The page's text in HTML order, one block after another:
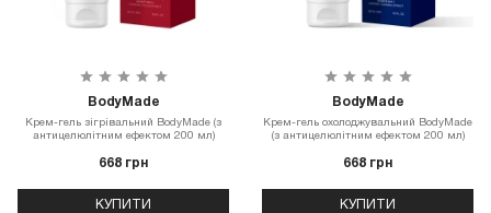
BodyMade
Крем-гель зігрівальний BodyMade (з
антицелюлітним ефектом 200 мл)
668 грн
КУПИТИ
BodyMade
Крем-гель охолоджувальний BodyMade
(з антицелюлітним ефектом 200 мл)
668 грн
КУПИТИ